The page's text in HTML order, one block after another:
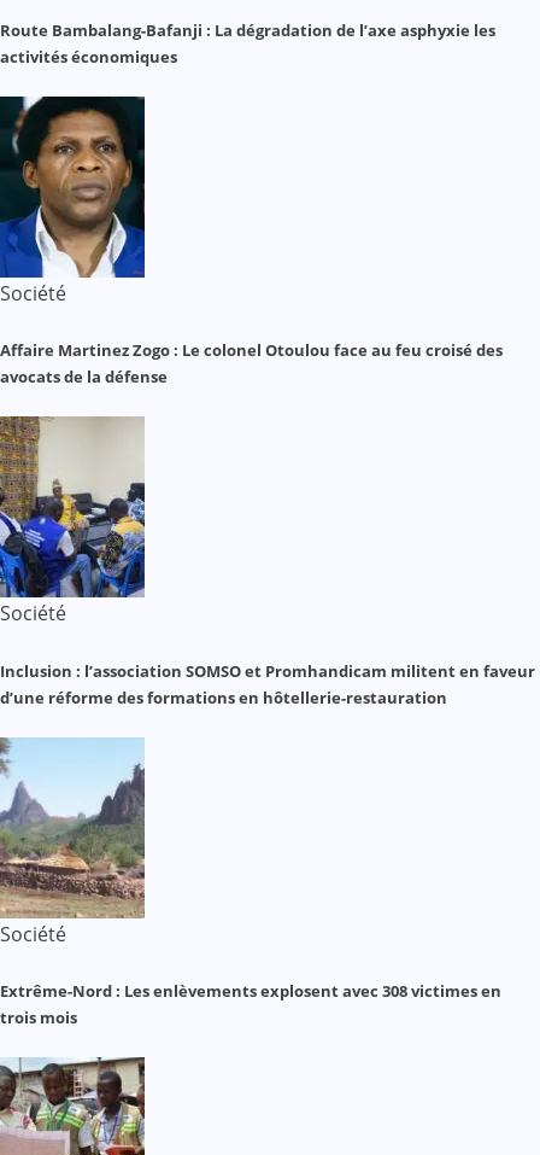
Route Bambalang-Bafanji : La dégradation de l’axe asphyxie les
activités économiques
Société
Affaire Martinez Zogo : Le colonel Otoulou face au feu croisé des
avocats de la défense
Société
Inclusion : l’association SOMSO et Promhandicam militent en faveur
d’une réforme des formations en hôtellerie-restauration
Société
Extrême-Nord : Les enlèvements explosent avec 308 victimes en
trois mois